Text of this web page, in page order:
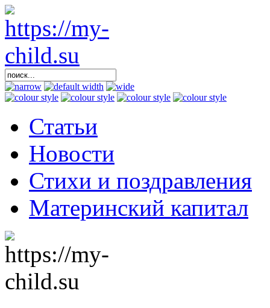
Статьи
Новости
Стихи и поздравления
Материнский капитал